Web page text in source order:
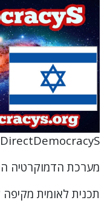
DirectDemocracyS
מערכת הדמוקרטיה
תכנית לאומית